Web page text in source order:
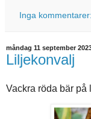
Inga kommentarer:
måndag 11 september
Liljekonvalj
Vackra röda bär på